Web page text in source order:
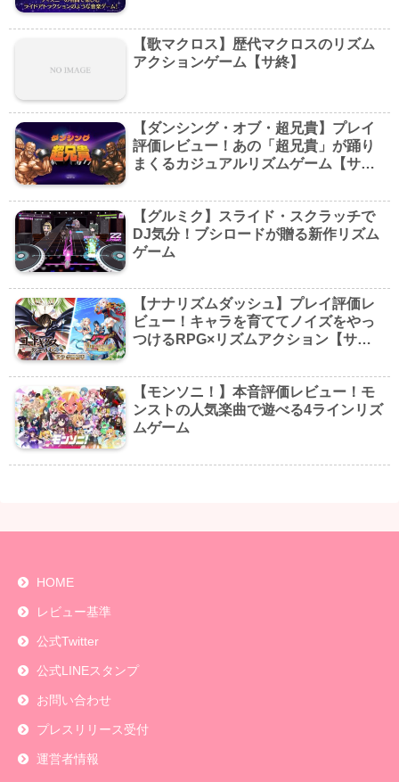
【歌マクロス】歴代マクロスのリズム
アクションゲーム【サ終】
【ダンシング・オブ・超兄貴】プレイ
評価レビュー！あの「超兄貴」が踊り
まくるカジュアルリズムゲーム【サ
【グルミク】スライド・スクラッチで
DJ気分！ブシロードが贈る新作リズム
ゲーム
【ナナリズムダッシュ】プレイ評価レ
ビュー！キャラを育ててノイズをやっ
つけるRPG×リズムアクション【サ
【モンソニ！】本音評価レビュー！モ
ンストの人気楽曲で遊べる4ラインリズ
ムゲーム
HOME
レビュー基準
公式Twitter
公式LINEスタンプ
お問い合わせ
プレスリリース受付
運営者情報